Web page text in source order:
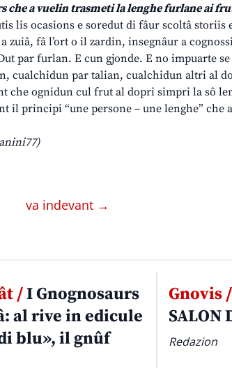
che a vuelin trasmeti la lenghe furlane ai
lis ocasions e soredut di fâur scoltâ storiis
zuiâ, fâ l’ort o il zardin, insegnâur a
par furlan. E cun gjonde. E no impuarte
cualchidun par talian, cualchidun altri al
che ognidun cul frut al dopri simpri la sô
il principi “une persone – une lenghe” che
va indevant →
/I Gnognosaurs
al rive in edicule
blu», il gnûf
Gnovis /
SALON
Redazion